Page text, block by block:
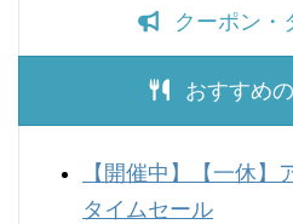
クーポン・
おすすめ
【開催中】
【一休】
タイムセール